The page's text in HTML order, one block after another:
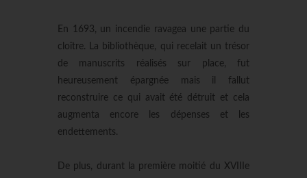
En 1693, un incendie ravagea une partie du
cloître. La bibliothèque, qui recelait un trésor
de manuscrits réalisés sur place, fut
heureusement épargnée mais il fallut
reconstruire ce qui avait été détruit et cela
augmenta encore les dépenses et les
endettements.
De plus, durant la première moitié du XVIIIe